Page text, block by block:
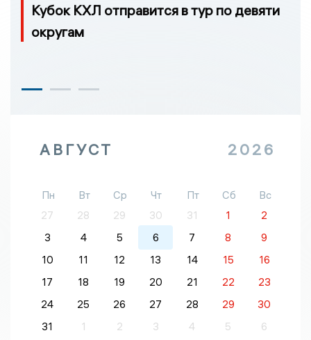
Кубок КХЛ отправится в тур по девяти
округам
АВГУСТ 2026
Пн Вт Ср Чт Пт Сб
Вс
27
28 29 30 31 1
2
3
4 5 6 7 8
9
10
11 12 13 14 15
16
17
18 19 20 21 22
23
24
25 26 27 28 29
30
31
1 2 3 4 5 6